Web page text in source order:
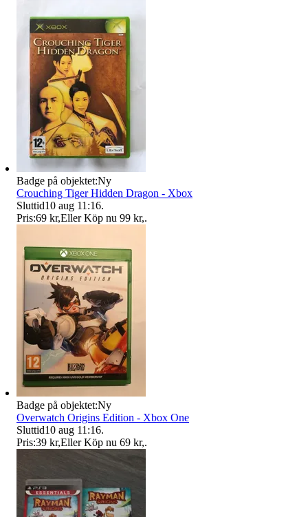
Badge på objektet:Ny
Crouching Tiger Hidden Dragon - Xbox
Sluttid10 aug 11:16.
Pris:69 kr,Eller Köp nu 99 kr,.
Badge på objektet:Ny
Overwatch Origins Edition - Xbox One
Sluttid10 aug 11:16.
Pris:39 kr,Eller Köp nu 69 kr,.